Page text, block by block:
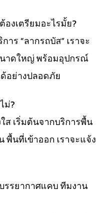
งเตรียมอะไรมั้ย?
ร “ลากรถบัส” เราจะ
าดใหญ่ พร้อมอุปกรณ์
อย่างปลอดภัย
ม่?
ส เริ่มต้นจากบริการพื้น
พื้นที่เข้าออก เราจะแจ้ง
รรยากาศแคบ ทีมงาน